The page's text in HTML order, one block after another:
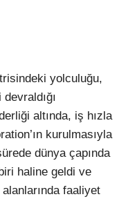
yolculuğu,
altında, iş hızla
kurulmasıyla
dünya çapında
haline geldi ve
faaliyet